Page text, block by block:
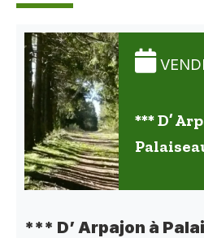
*** D’
*** D’ Arpajon à